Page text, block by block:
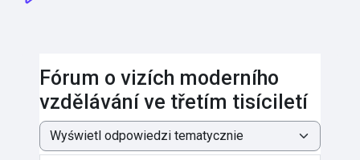
Fórum o vizích moderního
vzdělávání ve třetím tisíciletí
Sposób wyświetlania